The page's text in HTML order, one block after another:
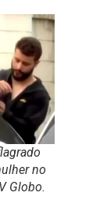
no
Globo.